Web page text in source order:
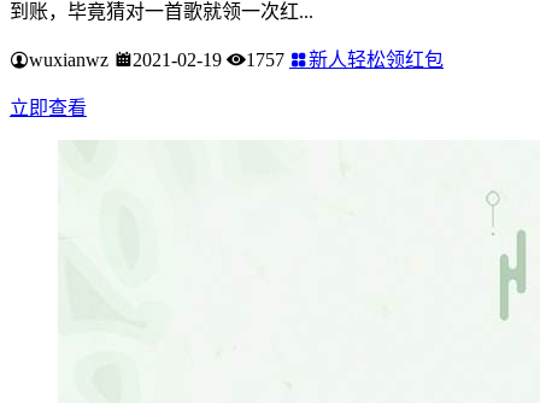
到账，毕竟猜对一首歌就领一次红...
wuxianwz 2021-02-19 1757 新人轻松领红包
立即查看